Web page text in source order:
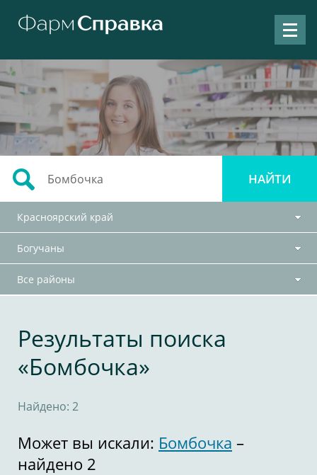
Красноярский край
Богучаны
Все районы
Результаты поиска
«Бомбочка»
Найдено: 2
Может вы искали: Бомбочка –
найдено 2